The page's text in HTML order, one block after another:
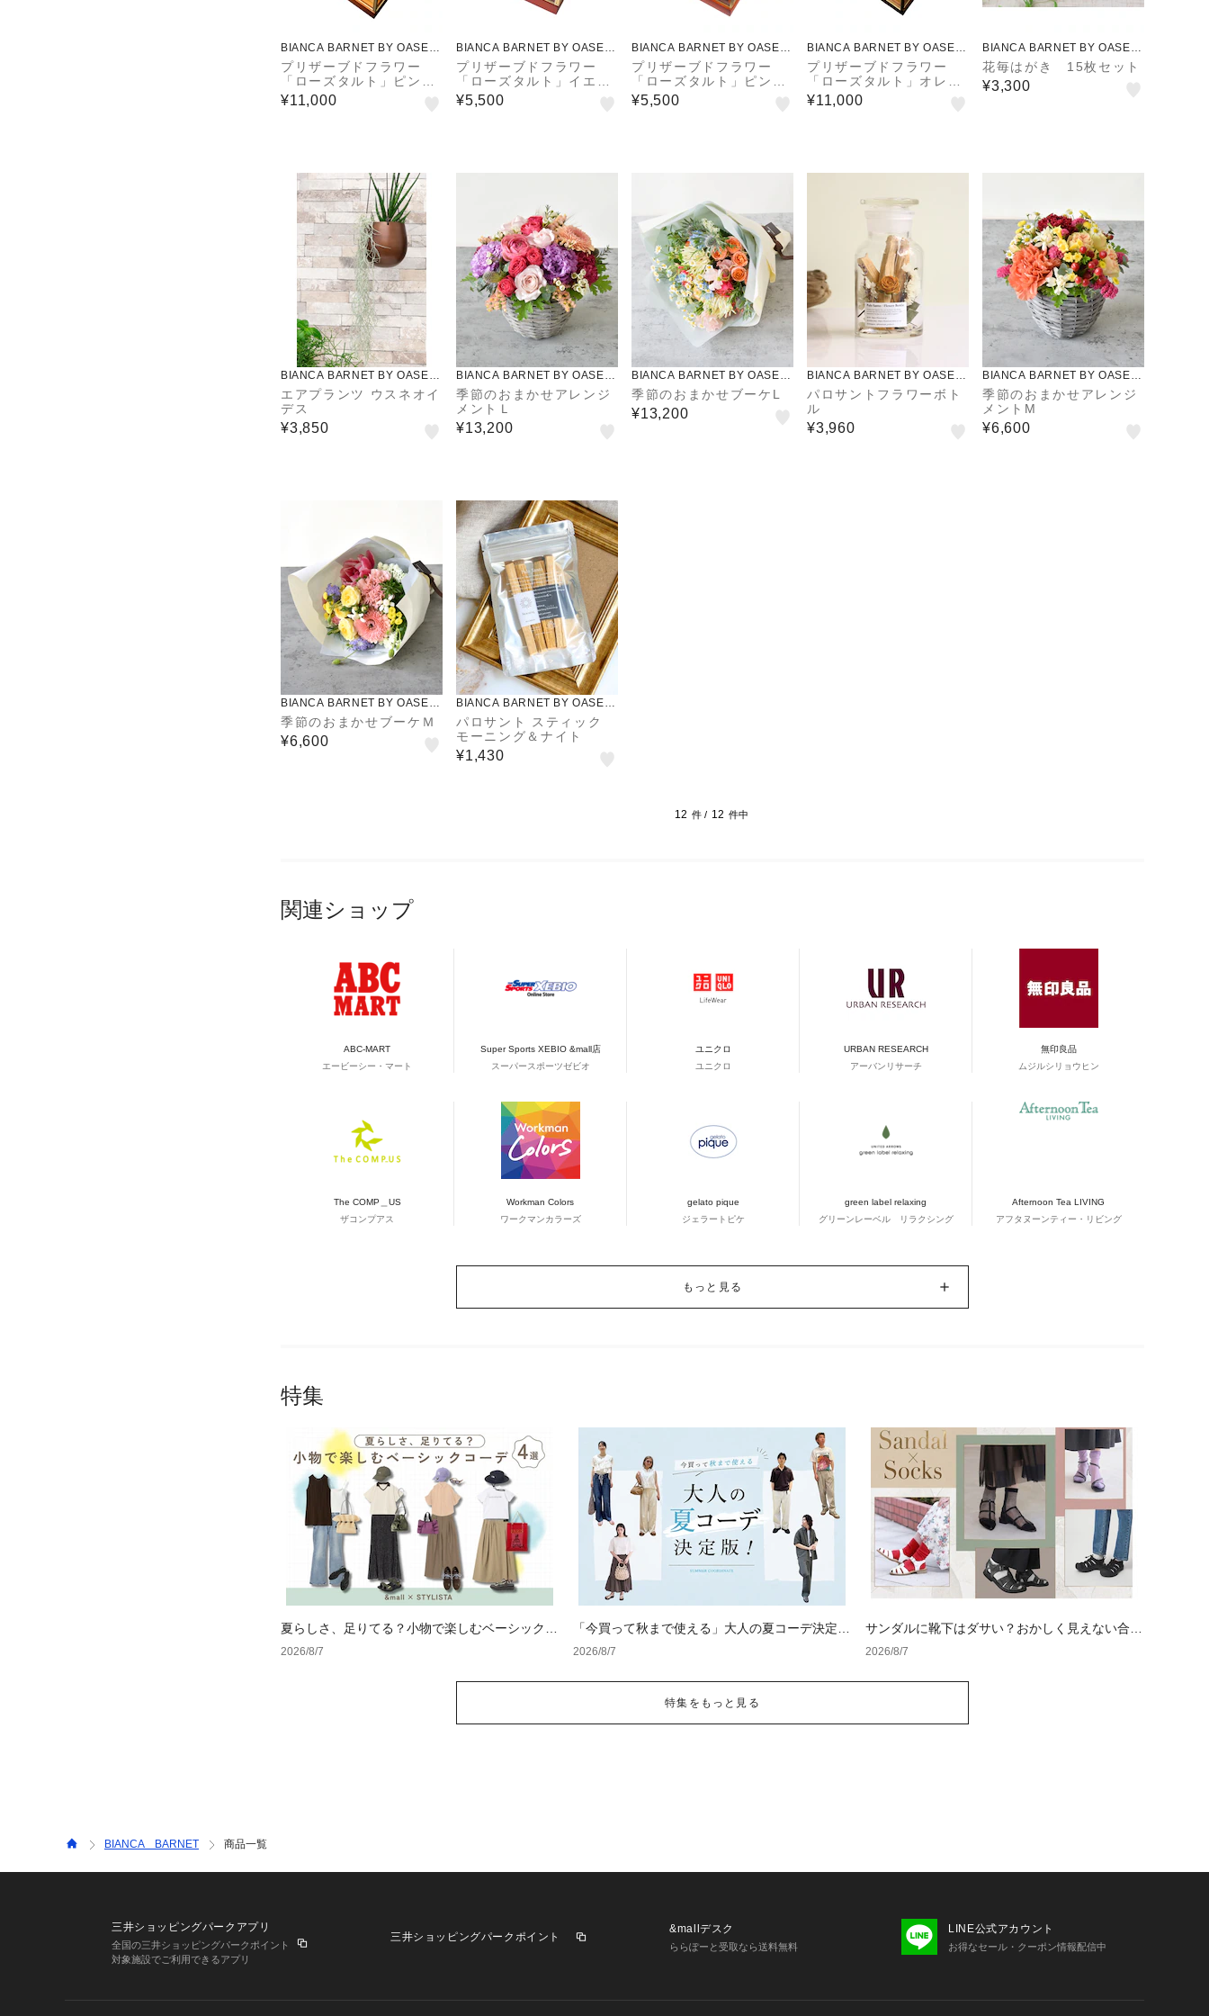
BIANCA BARNET BY OASEE
DS
プリザーブドフラワー
「ローズタルト」ピンク
L
¥11,000
BIANCA BARNET BY OASEE
DS
プリザーブドフラワー
「ローズタルト」イエロ
ーM
¥5,500
BIANCA BARNET BY OASEE
DS
プリザーブドフラワー
「ローズタルト」ピンク
M
¥5,500
BIANCA BARNET BY OASEE
DS
プリザーブドフラワー
「ローズタルト」オレン
ジL
¥11,000
BIANCA BARNET BY OASEE
DS
花毎はがき 15枚セット
¥3,300
BIANCA BARNET BY OASEE
DS
エアプランツ ウスネオイ
デス
¥3,850
BIANCA BARNET BY OASEE
DS
季節のおまかせアレンジ
メントＬ
¥13,200
BIANCA BARNET BY OASEE
DS
季節のおまかせブーケL
¥13,200
BIANCA BARNET BY OASEE
DS
パロサントフラワーボト
ル
¥3,960
BIANCA BARNET BY OASEE
DS
季節のおまかせアレンジ
メントM
¥6,600
BIANCA BARNET BY OASEE
DS
季節のおまかせブーケＭ
¥6,600
BIANCA BARNET BY OASEE
DS
パロサント スティック
モーニング＆ナイト
¥1,430
12 件 / 12 件中
関連ショップ
ABC-MART
エービーシー・マート
Super Sports XEBIO &mall店
スーパースポーツゼビオ
ユニクロ
ユニクロ
URBAN RESEARCH
アーバンリサーチ
無印良品
ムジルシリョウヒン
The COMP＿US
ザコンプアス
Workman Colors
ワークマンカラーズ
gelato pique
ジェラートピケ
green label relaxing
グリーンレーベル リラクシング
Afternoon Tea LIVING
アフタヌーンティー・リビング
もっと見る
特集
夏らしさ、足りてる？小物で楽しむベーシックコ
ーデ4選
2026/8/7
「今買って秋まで使える」大人の夏コーデ決定
版！男女別正解スタイルとNGな着こなし
2026/8/7
サンダルに靴下はダサい？おかしく見えない合わ
せ方の黄金法則と男女別おすすめコーデ
2026/8/7
特集をもっと見る
BIANCA BARNET 商品一覧
三井ショッピングパークアプリ
全国の三井ショッピングパークポイント
対象施設でご利用できるアプリ
三井ショッピングパークポイント
&mallデスク
ららぽーと受取なら送料無料
LINE公式アカウント
お得なセール・クーポン情報配信中